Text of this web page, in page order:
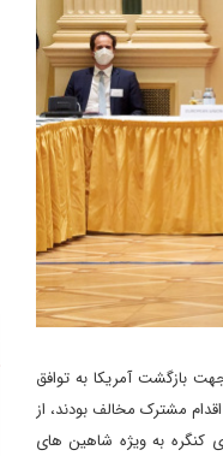
بازگشت آمریکا به توافق
اقدام مشترک مخالف بودند، از
کنگره به ویژه شاهین های